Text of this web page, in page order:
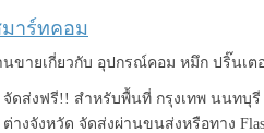
าร์ทคอม
นขายเกี่ยวกับ อุปกรณ์คอม หมึก ปริ๊นเ
จัดส่งฟรี!! สำหรับพื้นที่ กรุงเทพ นนทบุ
ต่างจังหวัด จัดส่งผ่านขนส่งหรือทาง